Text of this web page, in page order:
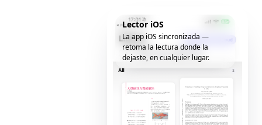
Lector iOS
La app iOS sincronizada —
retoma la lectura donde la
dejaste, en cualquier lugar.